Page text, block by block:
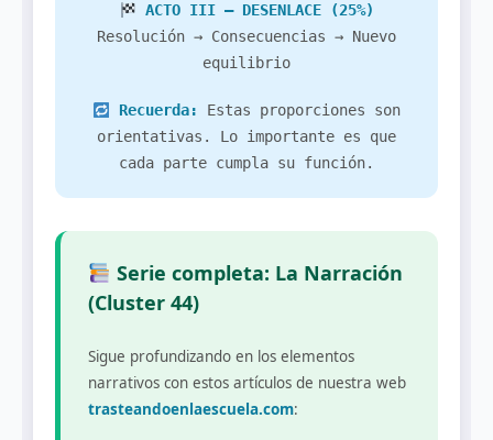
ACTO III – DESENLACE (25%)
Resolución → Consecuencias → Nuevo
equilibrio
Recuerda:
Estas proporciones son
orientativas. Lo importante es que
cada parte cumpla su función.
Serie completa: La Narración
(Cluster 44)
Sigue profundizando en los elementos
narrativos con estos artículos de nuestra web
trasteandoenlaescuela.com: